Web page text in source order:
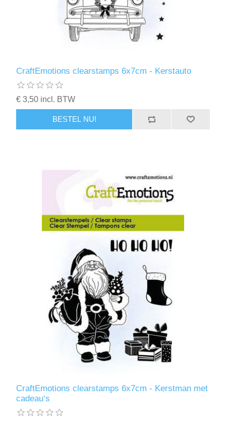
CraftEmotions clearstamps 6x7cm - Kerstauto
€ 3,50 incl. BTW
BESTEL NU!
CraftEmotions clearstamps 6x7cm - Kerstman met
cadeau‘s